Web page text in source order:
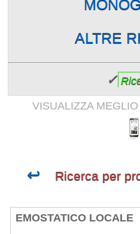
ALTRE
✓
VISUALIZZA
↩ Ricerca per
EMOSTATICO LOCALE